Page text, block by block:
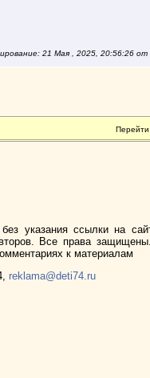
21 Мая , 2025, 20:56:26 от
Перейти
указания ссылки на
Все права
к материалам
reklama@deti74.ru